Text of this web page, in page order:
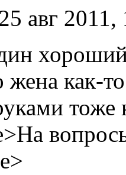
авг 2011,
как-